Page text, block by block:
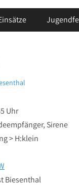
Uhr
Sirene
> H:klein
Biesenthal